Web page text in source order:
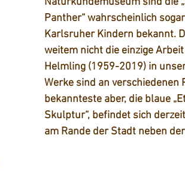
Panther“ wahrscheinlich
Karlsruher Kindern bekannt.
weitem nicht die einzige
Helmling (1959-2019) in
Werke sind an verschiedenen
bekannteste aber, die blaue
Skulptur“, befindet sich
am Rande der Stadt neben